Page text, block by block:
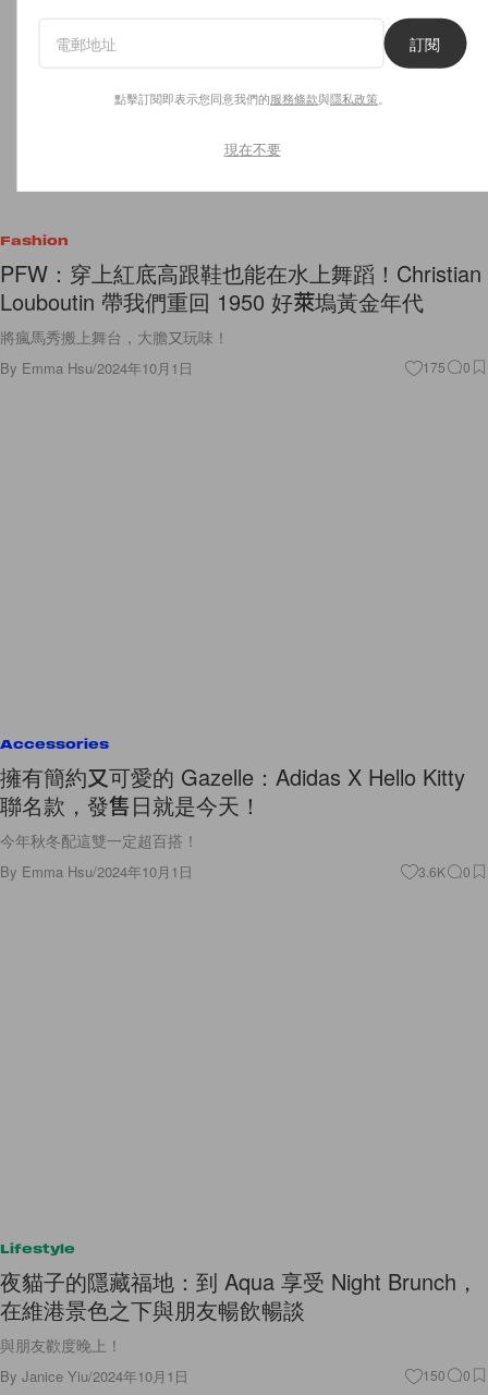
Fashion
PFW：穿上紅底高跟鞋也能在水上舞蹈！Christian
Louboutin 帶我們重回 1950 好萊塢黃金年代
將瘋馬秀搬上舞台，大膽又玩味！
By Emma Hsu/2024年10月1日 175 0
Accessories
擁有簡約又可愛的 Gazelle：Adidas X Hello Kitty
聯名款，發售日就是今天！
今年秋冬配這雙一定超百搭！
By Emma Hsu/2024年10月1日 3.6K 0
Lifestyle
夜貓子的隱藏福地：到 Aqua 享受 Night Brunch，
在維港景色之下與朋友暢飲暢談
與朋友歡度晚上！
By Janice Yiu/2024年10月1日 150 0
訂閱
點擊訂閱即表示您同意我們的服務條款與隱私政策
現在不要